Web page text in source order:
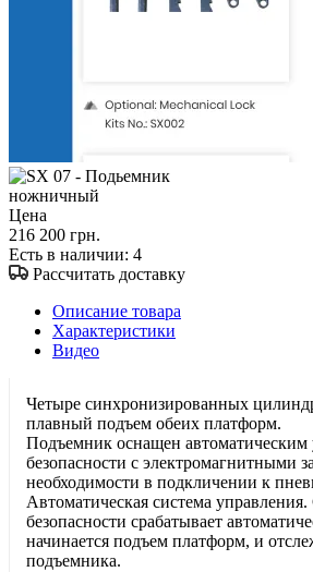
Цена
216 200 грн.
Есть в наличии: 4
Рассчитать доставку
Описание товара
Характеристики
Видео
Четыре синхронизированных
плавный подъем обеих платформ.
Подъемник оснащен автоматическим
безопасности с электромагнитными
необходимости в подкличении к
Автоматическая система
безопасности срабатывает
начинается подъем платформ, и
подъемника.